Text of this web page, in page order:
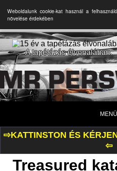
Weboldalunk cookie-kat használ a
növelése érdekében
A tapétázás élvonalában.
MENÜ
⇨KATTINSTON ÉS
⇦
Treasured